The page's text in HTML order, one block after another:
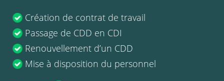
Création de contrat de travail
Passage de CDD en CDI
Renouvellement d’un CDD
Mise à disposition du personnel